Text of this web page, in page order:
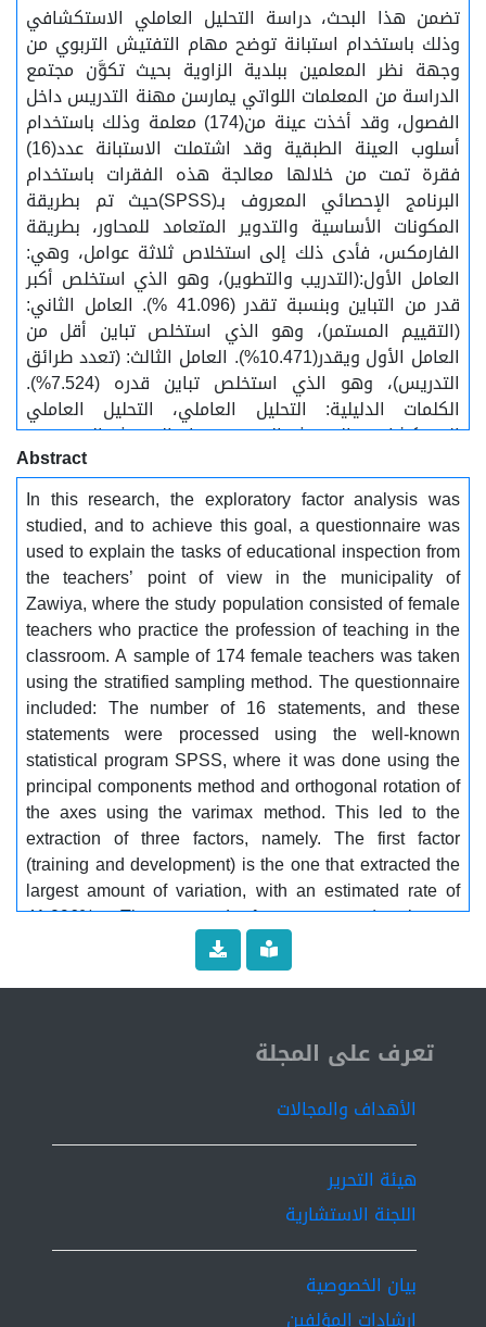
تضمن هذا البحث، دراسة التحليل العاملي الاستكشافي
وذلك باستخدام استبانة توضح مهام التفتيش التربوي من
وجهة نظر المعلمين ببلدية الزاوية بحيث تكوَّن مجتمع
الدراسة من المعلمات اللواتي يمارسن مهنة التدريس داخل
الفصول، وقد أخذت عينة من(174) معلمة وذلك باستخدام
أسلوب العينة الطبقية وقد اشتملت الاستبانة عدد(16)
فقرة تمت من خلالها معالجة هذه الفقرات باستخدام
البرنامج الإحصائي المعروف بـ(SPSS)حيث تم بطريقة
المكونات الأساسية والتدوير المتعامد للمحاور، بطريقة
الفارمكس، فأدى ذلك إلى استخلاص ثلاثة عوامل، وهي:
العامل الأول:(التدريب والتطوير)، وهو الذي استخلص أكبر
قدر من التباين وبنسبة تقدر (41.096 %). العامل الثاني:
(التقييم المستمر)، وهو الذي استخلص تباين أقل من
العامل الأول ويقدر(10.471%). العامل الثالث: (تعدد طرائق
التدريس)، وهو الذي استخلص تباين قدره (7.524%).
الكلمات الدليلية: التحليل العاملي، التحليل العاملي
الاستكشافي، التفتيش التربوي، مهام التفتيش التربوي.
Abstract
In this research, the exploratory factor analysis was
studied, and to achieve this goal, a questionnaire was
used to explain the tasks of educational inspection from
the teachers’ point of view in the municipality of
Zawiya, where the study population consisted of female
teachers who practice the profession of teaching in the
classroom. A sample of 174 female teachers was taken
using the stratified sampling method. The questionnaire
included: The number of 16 statements, and these
statements were processed using the well-known
statistical program SPSS, where it was done using the
principal components method and orthogonal rotation of
the axes using the varimax method. This led to the
extraction of three factors, namely. The first factor
(training and development) is the one that extracted the
largest amount of variation, with an estimated rate of
41.096%. The second factor was (continuous
evaluation), which extracted less variation than the first
factor, estimated at 10.471%. The third factor was
(plurality of teaching methods), which extracted a
exploratory factor analysis - educational inspection -
ISSN 2519-9854
تعرف على المجلة
الأهداف والمجالات
هيئة التحرير
اللجنة الاستشارية
بيان الخصوصية
إرشادات المؤلفين